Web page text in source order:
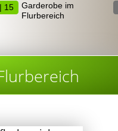
15
Garderobe im
Flurbereich